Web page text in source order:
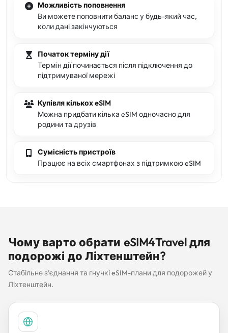
Можливість поповнення
Ви можете поповнити баланс у будь-який час,
коли дані закінчуються
Початок терміну дії
Термін дії починається після підключення до
підтримуваної мережі
Купівля кількох eSIM
Можна придбати кілька eSIM одночасно для
родини та друзів
Сумісність пристроїв
Працює на всіх смартфонах з підтримкою eSIM
Чому варто обрати eSIM4Travel для
подорожі до Ліхтенштейн?
Стабільне з’єднання та гнучкі eSIM-плани для подорожей у
Ліхтенштейн.